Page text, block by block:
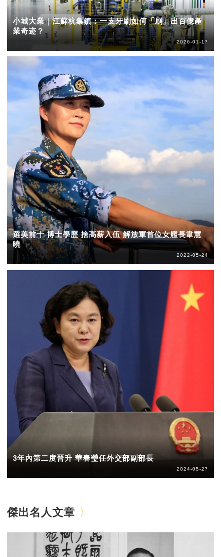
小城大業｜江蘇杭集鎮：一支牙刷如何「刷」出百億產
業奇迹？
2026-01-17
選美前十 博士學歷 捨高薪入伍 解放軍首位女艦長韋慧
曉
2022-05-24
3年內第二度晉升 華春瑩任外交部副部長
2024-05-27
傑出名人文章